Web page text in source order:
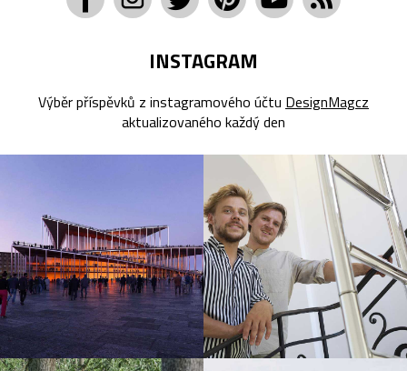
INSTAGRAM
Výběr příspěvků z instagramového účtu DesignMagcz
aktualizovaného každý den